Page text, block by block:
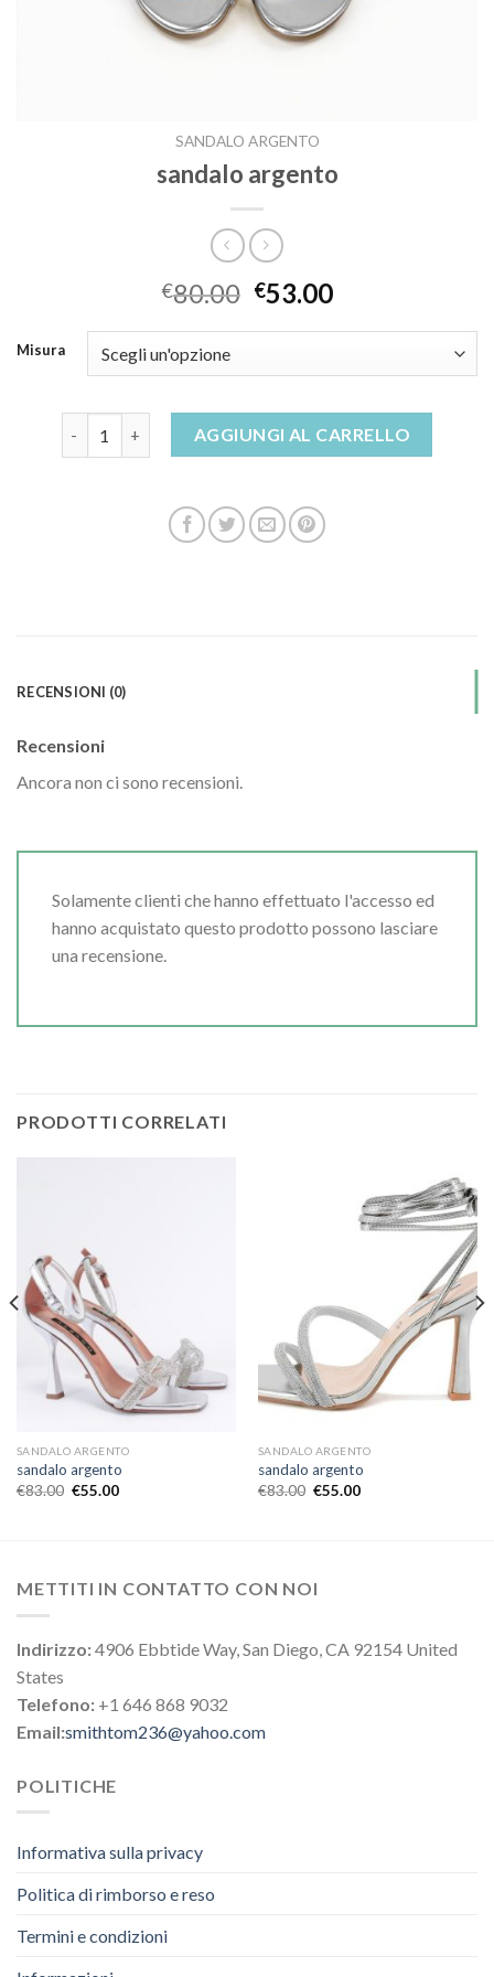
SANDALO ARGENTO
sandalo argento
€80.00 €53.00
Misura
sandalo argento quantitàAGGIUNGI AL CARRELLO
RECENSIONI (0)
Recensioni
Ancora non ci sono recensioni.
Solamente clienti che hanno effettuato l'accesso ed
hanno acquistato questo prodotto possono lasciare
una recensione.
PRODOTTI CORRELATI
SANDALO ARGENTO
sandalo argento
€83.00 €55.00
SANDALO ARGENTO
sandalo argento
€83.00 €55.00
METTITI IN CONTATTO CON NOI
Indirizzo:4906 Ebbtide Way, San Diego, CA 92154 United
States
Telefono: +1 646 868 9032
Email:smithtom236@yahoo.com
POLITICHE
Informativa sulla privacy
Politica di rimborso e reso
Termini e condizioni